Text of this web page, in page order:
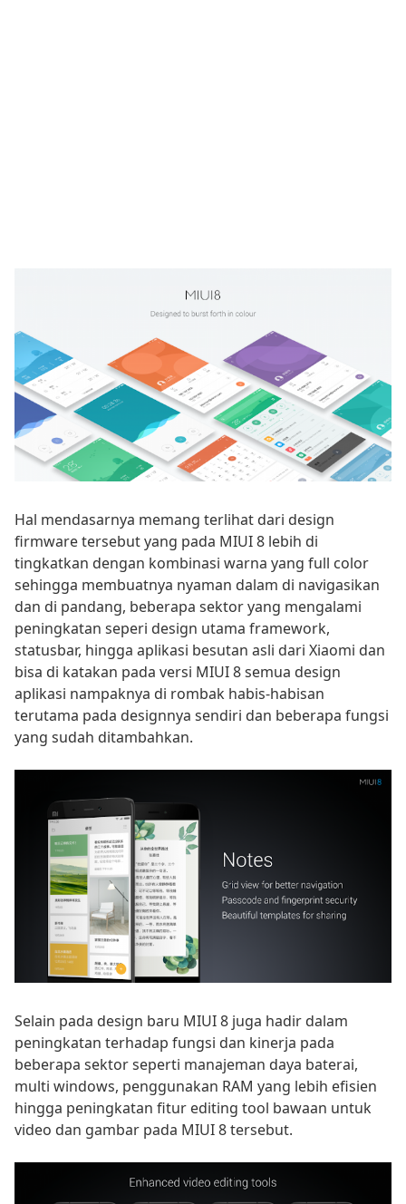
Hal mendasarnya memang terlihat dari design
firmware tersebut yang pada MIUI 8 lebih di
tingkatkan dengan kombinasi warna yang full color
sehingga membuatnya nyaman dalam di navigasikan
dan di pandang, beberapa sektor yang mengalami
peningkatan seperi design utama framework,
statusbar, hingga aplikasi besutan asli dari Xiaomi dan
bisa di katakan pada versi MIUI 8 semua design
aplikasi nampaknya di rombak habis-habisan
terutama pada designnya sendiri dan beberapa fungsi
yang sudah ditambahkan.
Selain pada design baru MIUI 8 juga hadir dalam
peningkatan terhadap fungsi dan kinerja pada
beberapa sektor seperti manajeman daya baterai,
multi windows, penggunakan RAM yang lebih efisien
hingga peningkatan fitur editing tool bawaan untuk
video dan gambar pada MIUI 8 tersebut.